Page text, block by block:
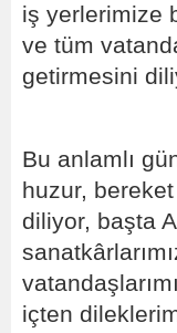
iş yerlerimize
ve tüm
getirmesini
Bu anlamlı
huzur,
diliyor, başta
içten